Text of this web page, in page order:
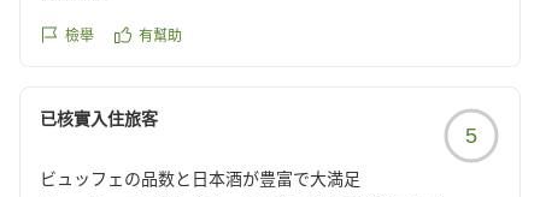
時間も90分ありゆっくり出来ました。
そのあとはラウンジで飲むもよし お部屋でまったりするもよ
利用させていただきました。
客室は禁煙ですが喫煙室もあったので愛煙家の方はそこをご
檢舉 有幫助
已核實入住旅客
5
ビュッフェの品数と日本酒が豊富で大満足